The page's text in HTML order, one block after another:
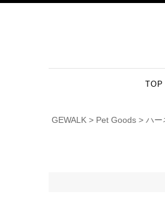
TOP
GEWALK Pet Goods ハー